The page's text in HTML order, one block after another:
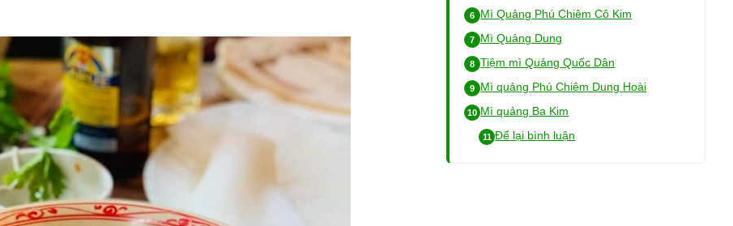
Mì Quảng Phú Chiêm Cô Kim
Mì Quảng Dung
Tiệm mì Quảng Quốc Dân
Mì quảng Phú Chiêm Dung Hoài
Mì quảng Ba Kim
Để lại bình luận